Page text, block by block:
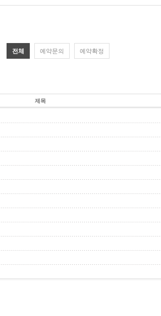
전체 예약문의 예약확정
제목